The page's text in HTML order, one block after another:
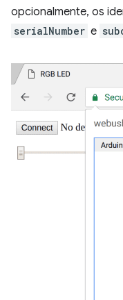
opcionalmente, os
serialNumber e